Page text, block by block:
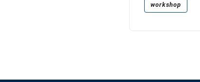
workshop